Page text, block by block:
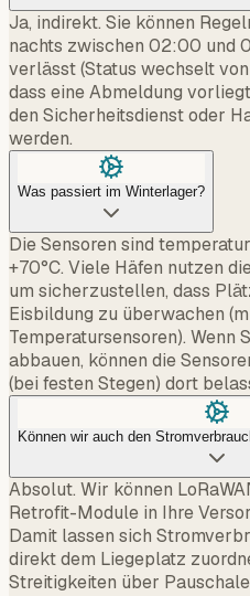
Ja, indirekt. Sie können
nachts zwischen 02:00 und
verlässt (Status wechselt
dass eine Abmeldung
den Sicherheitsdienst oder
werden.
Was passiert im Winterlager?
Die Sensoren sind
+70°C. Viele Häfen nutzen
um sicherzustellen, dass
Eisbildung zu überwachen
Temperatursensoren). Wenn
abbauen, können die
(bei festen Stegen) dort
Können wir auch den
Absolut. Wir können
Retrofit-Module in Ihre
Damit lassen sich
direkt dem Liegeplatz
Streitigkeiten über